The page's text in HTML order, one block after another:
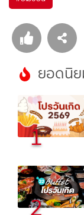
ยอดนิ
1
2